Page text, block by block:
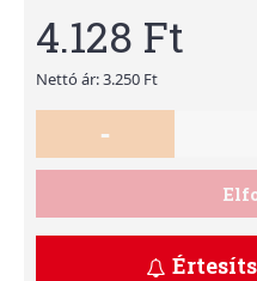
4.128 Ft
Nettó ár: 3.250 Ft
-